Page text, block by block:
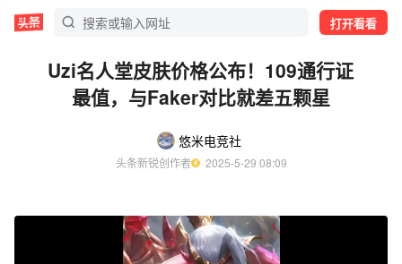
打开看看
Uzi名人堂皮肤价格公布！109通行证
最值，与Faker对比就差五颗星
悠米电竞社
头条新锐创作者
  2025-5-29 08:09